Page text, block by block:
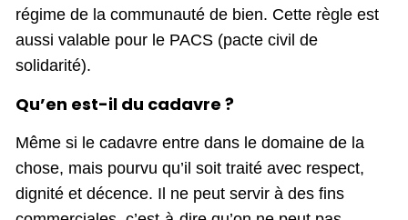
régime de la communauté de bien. Cette règle est
aussi valable pour le PACS (pacte civil de
solidarité).
Qu’en est-il du cadavre ?
Même si le cadavre entre dans le domaine de la
chose, mais pourvu qu’il soit traité avec respect,
dignité et décence. Il ne peut servir à des fins